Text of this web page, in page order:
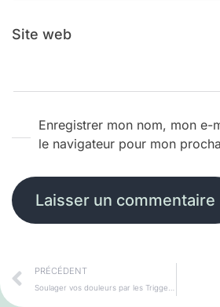
Site web
Enregistrer mon nom, mon e-
le navigateur pour mon
PRÉCÉDENT